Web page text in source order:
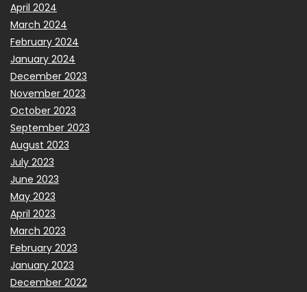
April 2024
March 2024
February 2024
January 2024
December 2023
November 2023
October 2023
September 2023
August 2023
July 2023
June 2023
May 2023
April 2023
March 2023
February 2023
January 2023
December 2022